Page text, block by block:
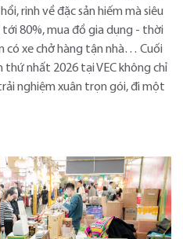
rinh về đặc sản hiếm mà siêu
80%, mua đồ gia dụng - thời
có xe chở hàng tận nhà… Cuối
thứ nhất 2026 tại VEC không chỉ
nghiệm xuân trọn gói, đi một